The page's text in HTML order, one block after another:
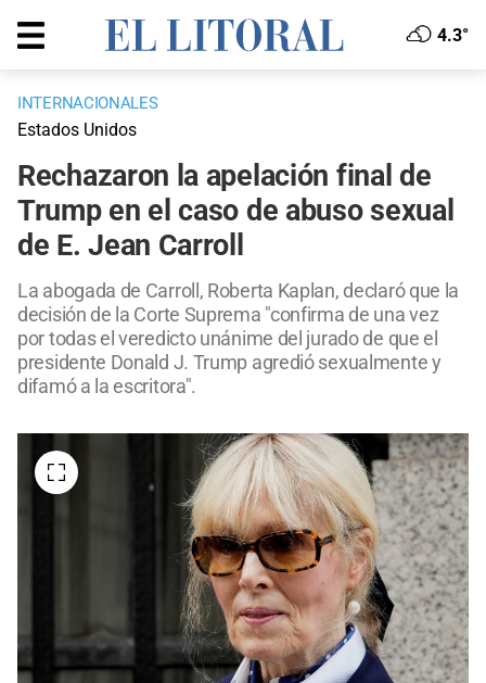
4.3°
INTERNACIONALES
Estados Unidos
Rechazaron la apelación final de
Trump en el caso de abuso sexual
de E. Jean Carroll
La abogada de Carroll, Roberta Kaplan, declaró que la
decisión de la Corte Suprema "confirma de una vez
por todas el veredicto unánime del jurado de que el
presidente Donald J. Trump agredió sexualmente y
difamó a la escritora".